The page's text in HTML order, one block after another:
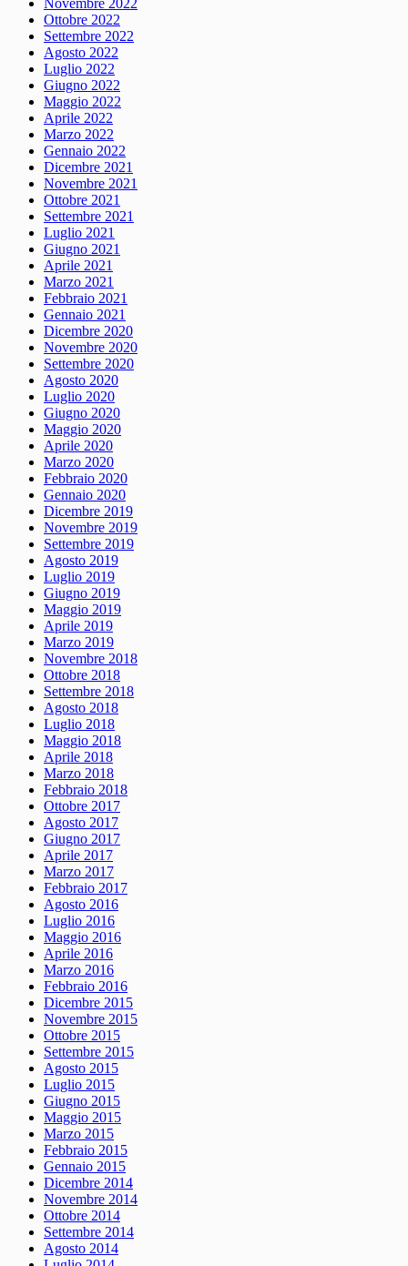
Novembre 2022
Ottobre 2022
Settembre 2022
Agosto 2022
Luglio 2022
Giugno 2022
Maggio 2022
Aprile 2022
Marzo 2022
Gennaio 2022
Dicembre 2021
Novembre 2021
Ottobre 2021
Settembre 2021
Luglio 2021
Giugno 2021
Aprile 2021
Marzo 2021
Febbraio 2021
Gennaio 2021
Dicembre 2020
Novembre 2020
Settembre 2020
Agosto 2020
Luglio 2020
Giugno 2020
Maggio 2020
Aprile 2020
Marzo 2020
Febbraio 2020
Gennaio 2020
Dicembre 2019
Novembre 2019
Settembre 2019
Agosto 2019
Luglio 2019
Giugno 2019
Maggio 2019
Aprile 2019
Marzo 2019
Novembre 2018
Ottobre 2018
Settembre 2018
Agosto 2018
Luglio 2018
Maggio 2018
Aprile 2018
Marzo 2018
Febbraio 2018
Ottobre 2017
Agosto 2017
Giugno 2017
Aprile 2017
Marzo 2017
Febbraio 2017
Agosto 2016
Luglio 2016
Maggio 2016
Aprile 2016
Marzo 2016
Febbraio 2016
Dicembre 2015
Novembre 2015
Ottobre 2015
Settembre 2015
Agosto 2015
Luglio 2015
Giugno 2015
Maggio 2015
Marzo 2015
Febbraio 2015
Gennaio 2015
Dicembre 2014
Novembre 2014
Ottobre 2014
Settembre 2014
Agosto 2014